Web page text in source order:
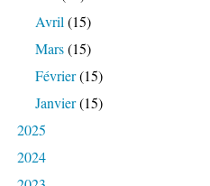
Avril (15)
Mars(15)
Février(15)
Janvier(15)
2025
2024